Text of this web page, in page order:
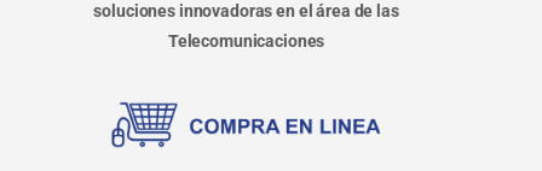
soluciones innovadoras en el área de las
Telecomunicaciones